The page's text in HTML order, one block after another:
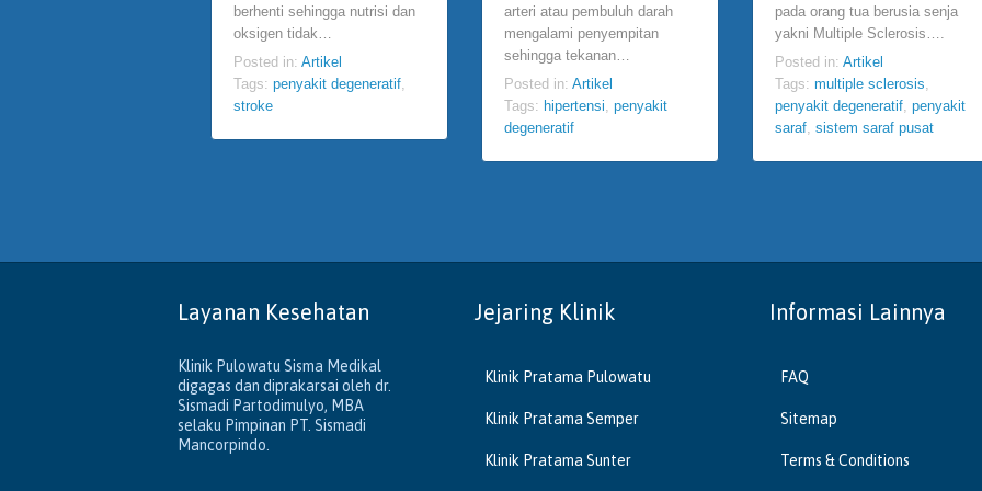
berhenti sehingga nutrisi dan
oksigen tidak…
Posted in: Artikel
Tags: penyakit degeneratif,
stroke
arteri atau pembuluh darah
mengalami penyempitan
sehingga tekanan…
Posted in: Artikel
Tags: hipertensi, penyakit
degeneratif
pada orang tua berusia senja
yakni Multiple Sclerosis….
Posted in: Artikel
Tags: multiple sclerosis,
penyakit degeneratif, penyakit
saraf, sistem saraf pusat
Layanan Kesehatan
Klinik Pulowatu Sisma Medikal
digagas dan diprakarsai oleh dr.
Sismadi Partodimulyo, MBA
selaku Pimpinan PT. Sismadi
Mancorpindo.
Jejaring Klinik
Klinik Pratama Pulowatu
Klinik Pratama Semper
Klinik Pratama Sunter
Informasi Lainnya
FAQ
Sitemap
Terms & Conditions